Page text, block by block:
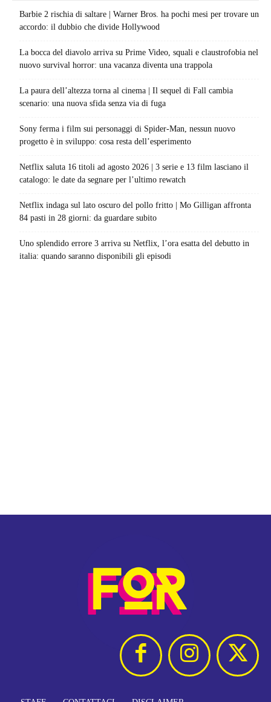
Barbie 2 rischia di saltare | Warner Bros. ha pochi mesi per trovare un
accordo: il dubbio che divide Hollywood
La bocca del diavolo arriva su Prime Video, squali e claustrofobia nel
nuovo survival horror: una vacanza diventa una trappola
La paura dell’altezza torna al cinema | Il sequel di Fall cambia
scenario: una nuova sfida senza via di fuga
Sony ferma i film sui personaggi di Spider-Man, nessun nuovo
progetto è in sviluppo: cosa resta dell’esperimento
Netflix saluta 16 titoli ad agosto 2026 | 3 serie e 13 film lasciano il
catalogo: le date da segnare per l’ultimo rewatch
Netflix indaga sul lato oscuro del pollo fritto | Mo Gilligan affronta
84 pasti in 28 giorni: da guardare subito
Uno splendido errore 3 arriva su Netflix, l’ora esatta del debutto in
italia: quando saranno disponibili gli episodi